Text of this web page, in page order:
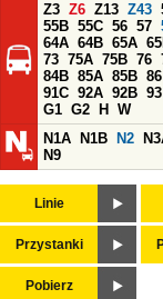
Z3 Z6 Z13 Z43
55B 55C 56 57
64A 64B 65A
73 75A 75B 76
84B 85A 85B 86
91C 92A 92B 93
G1 G2 H
W
N1A
N1B N2
N9
Linie
Przystanki
Pobierz